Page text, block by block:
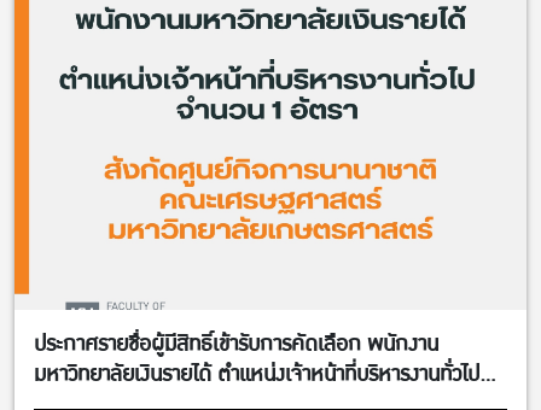
ประกาศรายชื่อผู้มีสิทธิ์เข้ารับการคัดเลือก พนักงาน
มหาวิทยาลัยเงินรายได้ ตำแหน่งเจ้าหน้าที่บริหารงานทั่วไป